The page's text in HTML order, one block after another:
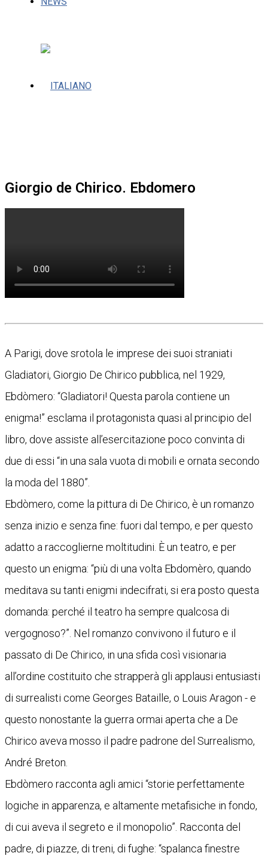
Giorgio de Chirico. Ebdomero
A Parigi, dove srotola le imprese dei suoi straniati
Gladiatori, Giorgio De Chirico pubblica, nel 1929,
Ebdòmero: “Gladiatori! Questa parola contiene un
enigma!” esclama il protagonista quasi al principio del
libro, dove assiste all’esercitazione poco convinta di
due di essi “in una sala vuota di mobili e ornata secondo
la moda del 1880”.
Ebdòmero, come la pittura di De Chirico, è un romanzo
senza inizio e senza fine: fuori dal tempo, e per questo
adatto a raccoglierne moltitudini. È un teatro, e per
questo un enigma: “più di una volta Ebdomèro, quando
meditava su tanti enigmi indecifrati, si era posto questa
domanda: perché il teatro ha sempre qualcosa di
vergognoso?”. Nel romanzo convivono il futuro e il
passato di De Chirico, in una sfida così visionaria
all’ordine costituito che strapperà gli applausi entusiasti
di surrealisti come Georges Bataille, o Louis Aragon - e
questo nonostante la guerra ormai aperta che a De
Chirico aveva mosso il padre padrone del Surrealismo,
André Breton.
Ebdòmero racconta agli amici “storie perfettamente
logiche in apparenza, e altamente metafisiche in fondo,
di cui aveva il segreto e il monopolio”. Racconta del
padre, di piazze, di treni, di fughe: “spalanca finestre